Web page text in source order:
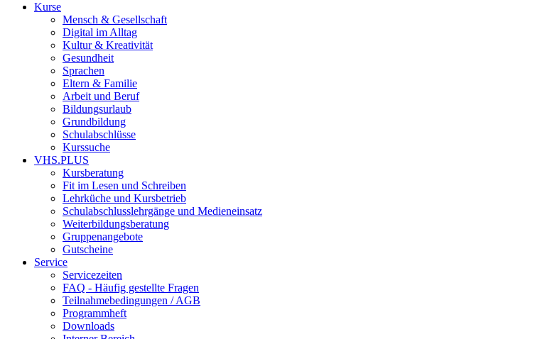
Kurse
Mensch & Gesellschaft
Digital im Alltag
Kultur & Kreativität
Gesundheit
Sprachen
Eltern & Familie
Arbeit und Beruf
Bildungsurlaub
Grundbildung
Schulabschlüsse
Kurssuche
VHS.PLUS
Kursberatung
Fit im Lesen und Schreiben
Lehrküche und Kursbetrieb
Schulabschlusslehrgänge und Medieneinsatz
Weiterbildungsberatung
Gruppenangebote
Gutscheine
Service
Servicezeiten
FAQ - Häufig gestellte Fragen
Teilnahmebedingungen / AGB
Programmheft
Downloads